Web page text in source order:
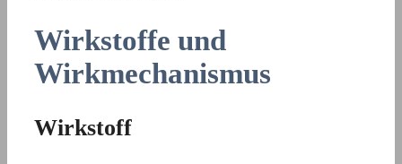
Wirkstoffe und
Wirkmechanismus
Wirkstoff